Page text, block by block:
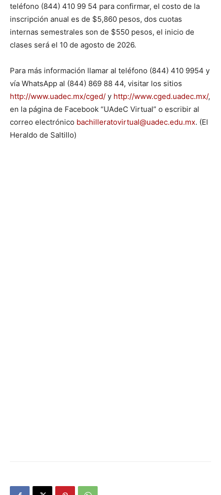
teléfono (844) 410 99 54 para confirmar, el costo de la
inscripción anual es de $5,860 pesos, dos cuotas
internas semestrales son de $550 pesos, el inicio de
clases será el 10 de agosto de 2026.
Para más información llamar al teléfono (844) 410 9954 y
vía WhatsApp al (844) 869 88 44, visitar los sitios
http://www.uadec.mx/cged/ y http://www.cged.uadec.mx/,
en la página de Facebook “UAdeC Virtual” o escribir al
correo electrónico bachilleratovirtual@uadec.edu.mx. (El
Heraldo de Saltillo)